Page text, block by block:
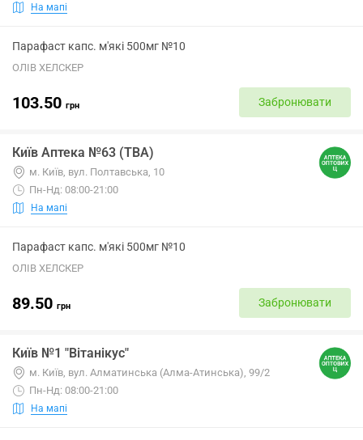
На мапі
Парафаст капс. м'які 500мг №10
ОЛІВ ХЕЛСКЕР
103.50 грн Забронювати
Київ Аптека №63 (ТВА)
м. Київ, вул. Полтавська, 10
Пн-Нд: 08:00-21:00
На мапі
Парафаст капс. м'які 500мг №10
ОЛІВ ХЕЛСКЕР
89.50 грн Забронювати
Київ №1 "Вітанікус"
м. Київ, вул. Алматинська (Алма-Атинська), 99/2
Пн-Нд: 08:00-21:00
На мапі